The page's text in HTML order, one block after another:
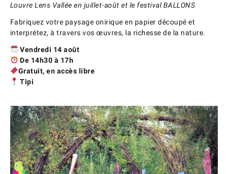
Louvre Lens Vallée en juillet-août et le festival BALLONS
Fabriquez votre paysage onirique en papier découpé et
interprétez, à travers vos œuvres, la richesse de la nature.
Vendredi 14 août
De 14h30 à 17h
Gratuit, en accès libre
Tipi